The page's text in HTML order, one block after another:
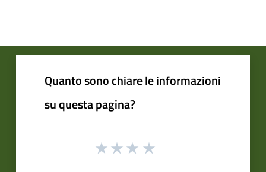
Quanto sono chiare le informazioni
su questa pagina?